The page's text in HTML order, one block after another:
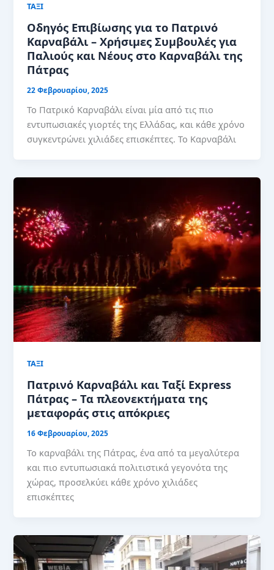
ΤΑΞΙ
Οδηγός Επιβίωσης για το Πατρινό
Καρναβάλι – Χρήσιμες Συμβουλές για
Παλιούς και Νέους στο Καρναβάλι της
Πάτρας
22 Φεβρουαρίου, 2025
Το Πατρικό Καρναβάλι είναι μία από τις πιο
εντυπωσιακές γιορτές της Ελλάδας, και κάθε χρόνο
συγκεντρώνει χιλιάδες επισκέπτες. Το Καρναβάλι
ΤΑΞΙ
Πατρινό Καρναβάλι και Ταξί Express
Πάτρας – Τα πλεονεκτήματα της
μεταφοράς στις απόκριες
16 Φεβρουαρίου, 2025
Το καρναβάλι της Πάτρας, ένα από τα μεγαλύτερα
και πιο εντυπωσιακά πολιτιστικά γεγονότα της
χώρας, προσελκύει κάθε χρόνο χιλιάδες
επισκέπτες